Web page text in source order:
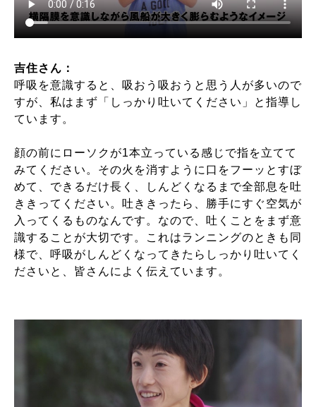
吉住さん：
呼吸を意識すると、吸おう吸おうと思う人が多いので
すが、私はまず「しっかり吐いてください」と指導し
ています。
顔の前にローソクが1本立っている感じで指を立てて
みてください。その火を消すように口をフーッとすぼ
めて、できるだけ長く、しんどくなるまで全部息を吐
ききってください。吐ききったら、勝手にすぐ空気が
入ってくるものなんです。なので、吐くことをまず意
識することが大切です。これはランニングのときも同
様で、呼吸がしんどくなってきたらしっかり吐いてく
ださいと、皆さんによく伝えています。